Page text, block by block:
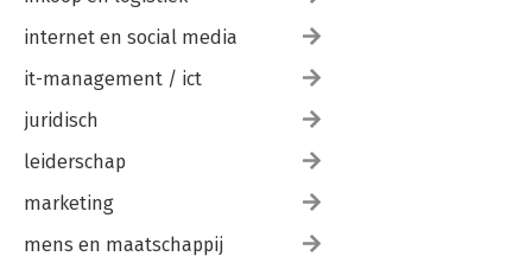
internet en social media
it-management / ict
juridisch
leiderschap
marketing
mens en maatschappij